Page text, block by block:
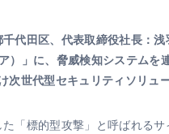
代田区、代表取締役社長：
」に、脅威検知システム
世代型セキュリティソリュ
「標的型攻撃」と呼ばれる